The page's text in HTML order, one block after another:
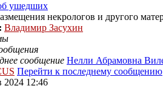
ушедших
некрологов и другого
Владимир Засухин
сообщение Нелли Абрамовна
Перейти к последнему сообщению
2024 12:46